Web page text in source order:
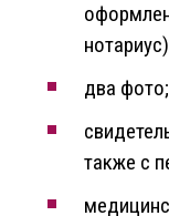
два фото;
также с